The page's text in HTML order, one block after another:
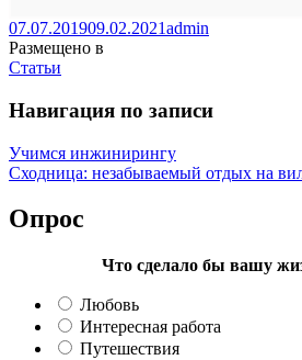
07.07.201909.02.2021admin
Размещено в
Статьи
Навигация по записи
Учимся инжинирингу
Сходница: незабываемый отдых на
Опрос
Что сделало бы вашу
Любовь
Интересная работа
Путешествия